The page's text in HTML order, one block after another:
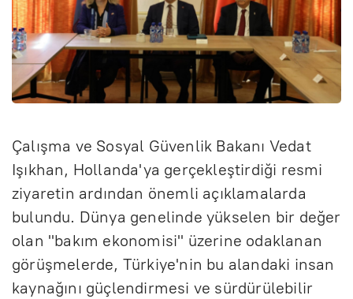
Çalışma ve Sosyal Güvenlik Bakanı Vedat
Işıkhan, Hollanda'ya gerçekleştirdiği resmi
ziyaretin ardından önemli açıklamalarda
bulundu. Dünya genelinde yükselen bir değer
olan "bakım ekonomisi" üzerine odaklanan
görüşmelerde, Türkiye'nin bu alandaki insan
kaynağını güçlendirmesi ve sürdürülebilir